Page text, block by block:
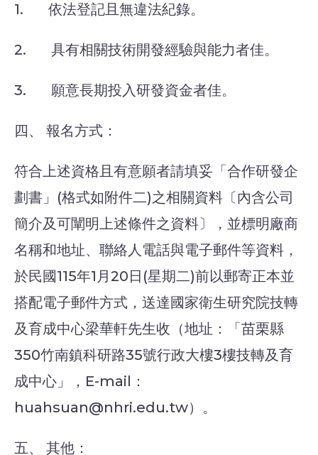
1. 依法登記且無違法紀錄。
2. 具有相關技術開發經驗與能力者佳。
3. 願意長期投入研發資金者佳。
四、 報名方式：
符合上述資格且有意願者請填妥「合作研發企
劃書」(格式如附件二)之相關資料〔內含公司
簡介及可闡明上述條件之資料〕，並標明廠商
名稱和地址、聯絡人電話與電子郵件等資料，
於民國115年1月20日(星期二)前以郵寄正本並
搭配電子郵件方式，送達國家衛生研究院技轉
及育成中心梁華軒先生收（地址：「苗栗縣
350竹南鎮科研路35號行政大樓3樓技轉及育
成中心」，E-mail：
huahsuan@nhri.edu.tw）。
五、 其他：